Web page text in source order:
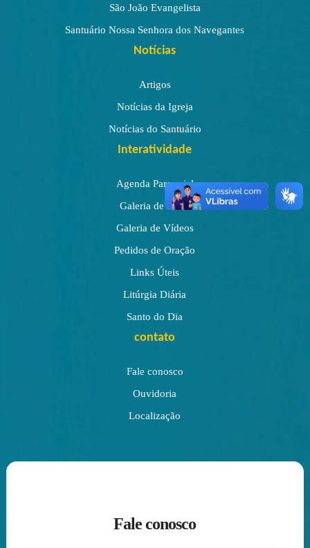
São João Evangelista
Santuário Nossa Senhora dos Navegantes
Notícias
Artigos
Notícias da Igreja
Notícias do Santuário
Interatividade
Agenda Paroquial
Galeria de Fotos
Galeria de Vídeos
Pedidos de Oração
Links Úteis
Litúrgia Diária
Santo do Dia
contato
Fale conosco
Ouvidoria
Localização
Fale conosco